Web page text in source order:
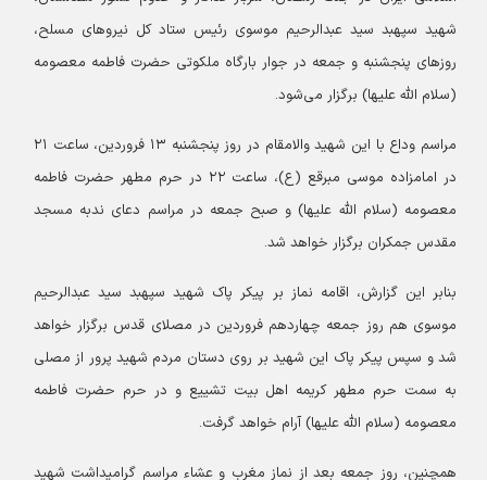
شهید سپهبد سید عبدالرحیم موسوی رئیس ستاد کل نیروهای مسلح،
روزهای پنجشنبه و جمعه در جوار بارگاه ملکوتی حضرت فاطمه معصومه
(سلام الله علیها) برگزار می‌شود.
مراسم وداع با این شهید والامقام در روز پنجشنبه ۱۳ فروردین، ساعت ۲۱
در امامزاده موسی مبرقع (ع)، ساعت ۲۲ در حرم مطهر حضرت فاطمه
معصومه (سلام الله علیها) و صبح جمعه در مراسم دعای ندبه مسجد
مقدس جمکران برگزار خواهد شد.
بنابر این گزارش، اقامه نماز بر پیکر پاک شهید سپهبد سید عبدالرحیم
موسوی هم روز جمعه چهاردهم فروردین در مصلای قدس برگزار خواهد
شد و سپس پیکر پاک این شهید بر روی دستان مردم شهید پرور از مصلی
به سمت حرم مطهر کریمه اهل بیت تشییع و در حرم حضرت فاطمه
معصومه (سلام الله علیها) آرام خواهد گرفت.
همچنین، روز جمعه بعد از نماز مغرب و عشاء مراسم گرامیداشت شهید